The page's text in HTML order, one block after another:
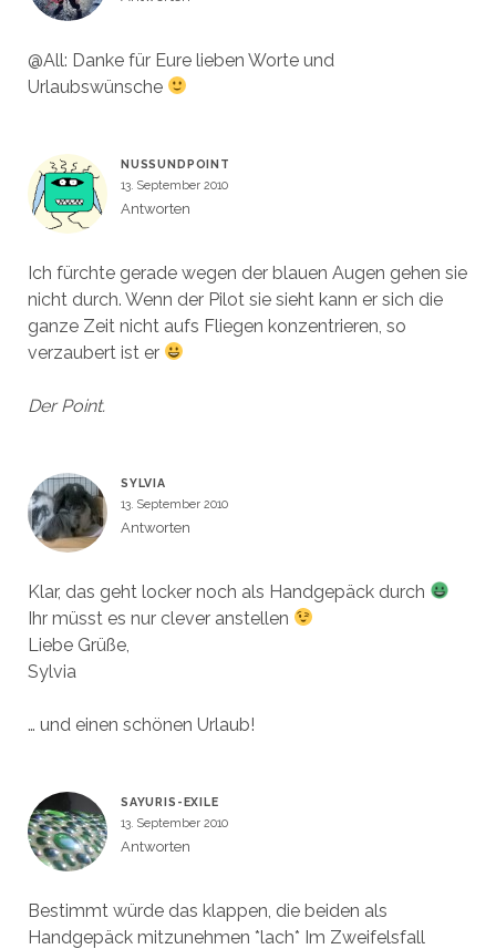
@All: Danke für Eure lieben Worte und
Urlaubswünsche
NUSSUNDPOINT
13. September 2010
Antworten
Ich fürchte gerade wegen der blauen Augen gehen sie
nicht durch. Wenn der Pilot sie sieht kann er sich die
ganze Zeit nicht aufs Fliegen konzentrieren, so
verzaubert ist er
Der Point.
SYLVIA
13. September 2010
Antworten
Klar, das geht locker noch als Handgepäck durch
Ihr müsst es nur clever anstellen
Liebe Grüße,
Sylvia
… und einen schönen Urlaub!
SAYURIS-EXILE
13. September 2010
Antworten
Bestimmt würde das klappen, die beiden als
Handgepäck mitzunehmen *lach* Im Zweifelsfall